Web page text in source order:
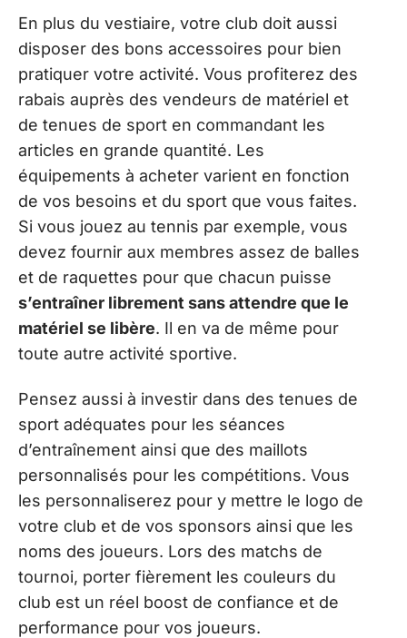
En plus du vestiaire, votre club doit aussi
disposer des bons accessoires pour bien
pratiquer votre activité. Vous profiterez des
rabais auprès des vendeurs de matériel et
de tenues de sport en commandant les
articles en grande quantité. Les
équipements à acheter varient en fonction
de vos besoins et du sport que vous faites.
Si vous jouez au tennis par exemple, vous
devez fournir aux membres assez de balles
et de raquettes pour que chacun puisse
s’entraîner librement sans attendre que le
matériel se libère. Il en va de même pour
toute autre activité sportive.
Pensez aussi à investir dans des tenues de
sport adéquates pour les séances
d’entraînement ainsi que des maillots
personnalisés pour les compétitions. Vous
les personnaliserez pour y mettre le logo de
votre club et de vos sponsors ainsi que les
noms des joueurs. Lors des matchs de
tournoi, porter fièrement les couleurs du
club est un réel boost de confiance et de
performance pour vos joueurs.